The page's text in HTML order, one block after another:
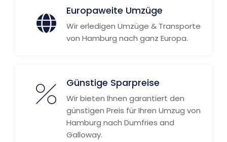
Europaweite Umzüge
Wir erledigen Umzüge & Transporte
von Hamburg nach ganz Europa.
Günstige Sparpreise
Wir bieten Ihnen garantiert den
günstigen Preis für Ihren Umzug von
Hamburg nach Dumfries and
Galloway.